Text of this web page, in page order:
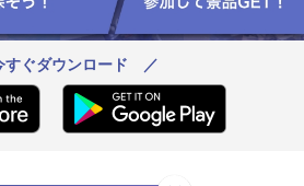
ぐダウンロード ／